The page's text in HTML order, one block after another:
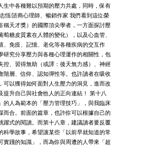
生中各種難以預期的壓力共處，同時，保有
∕諮商心理師、暢銷作家 我們看到這位榮
稱天才獎）的國際頂尖學者，一方面探討壓
萄糖皮質素在人體的變化），以及心血管、
、免疫、記憶、老化等各種疾病的交互作
研究分享壓力與各種心理運作的相關性，包
控、習得無助（或譯：後天無力感）、神經
階層、信仰、認知彈性等。也許讀者在吸收
可以獲得如何面對人生壓力的洞見，進而改
提升自己與社會他人的正向連結！ 第十八
的人為範本的「壓力管理技巧」，與我臨床
而合。前面的篇章，也許你可以根據自己的
躍式的閱讀。而第十八章，建議讀者要反覆
科學故事，希望讓某些「以前早就知道的常
實踐的知識」，而為你與周遭的人帶來「超